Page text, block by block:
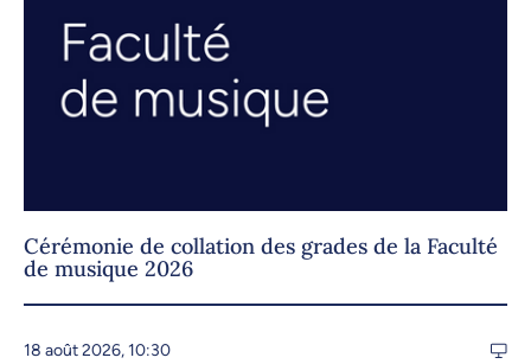
Cérémonie de collation des grades de la Faculté
de musique 2026
18 août 2026, 10:30